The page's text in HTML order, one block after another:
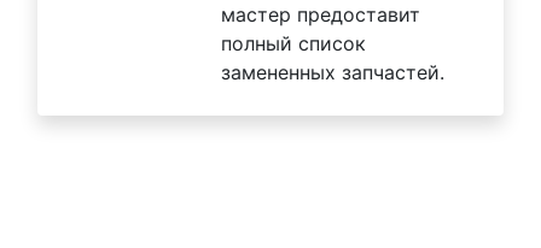
мастер предоставит
полный список
замененных запчастей.